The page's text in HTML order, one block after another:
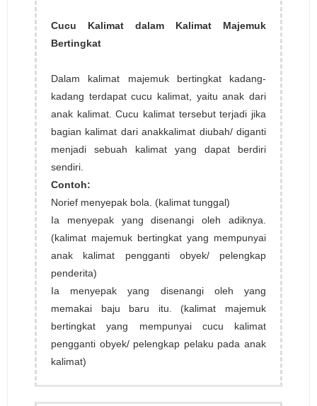
Cucu Kalimat dalam Kalimat Majemuk
Bertingkat
Dalam kalimat majemuk bertingkat kadang-
kadang terdapat cucu kalimat, yaitu anak dari
anak kalimat. Cucu kalimat tersebut terjadi jika
bagian kalimat dari anakkalimat diubah/ diganti
menjadi sebuah kalimat yang dapat berdiri
sendiri.
Contoh:
Norief menyepak bola. (kalimat tunggal)
Ia menyepak yang disenangi oleh adiknya.
(kalimat majemuk bertingkat yang mempunyai
anak kalimat pengganti obyek/ pelengkap
penderita)
Ia menyepak yang disenangi oleh yang
memakai baju baru itu. (kalimat majemuk
bertingkat yang mempunyai cucu kalimat
pengganti obyek/ pelengkap pelaku pada anak
kalimat)